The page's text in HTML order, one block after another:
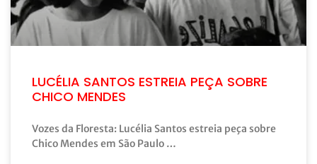
LUCÉLIA SANTOS ESTREIA PEÇA SOBRE
CHICO MENDES
Vozes da Floresta: Lucélia Santos estreia peça sobre
Chico Mendes em São Paulo …